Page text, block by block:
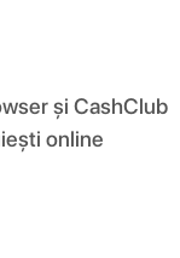
și CashClub
online